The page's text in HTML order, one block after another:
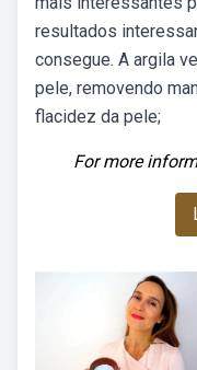
resultados
consegue. A argila
pele, removendo
flacidez da pele;
For more